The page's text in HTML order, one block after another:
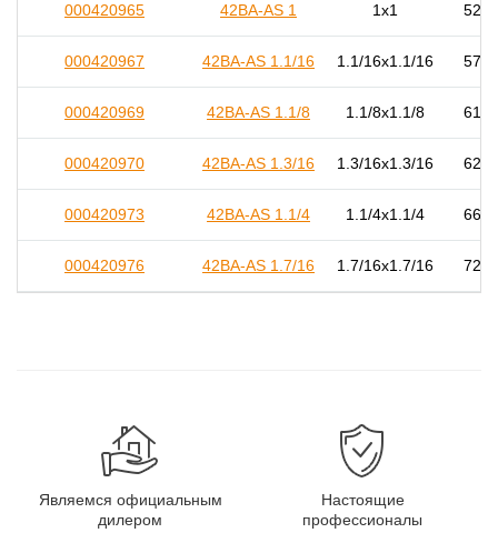
000420965 42BA-AS 1 1x1 52,0
000420967 42BA-AS 1.1/16 1.1/16x1.1/16 57,0
000420969 42BA-AS 1.1/8 1.1/8x1.1/8 61,0
000420970 42BA-AS 1.3/16 1.3/16x1.3/16 62,0
000420973 42BA-AS 1.1/4 1.1/4x1.1/4 66,5
000420976 42BA-AS 1.7/16 1.7/16x1.7/16 72,0
Являемся официальным
дилером
Настоящие
профессионалы